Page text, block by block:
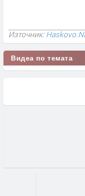
Източник:
Видеа по темата